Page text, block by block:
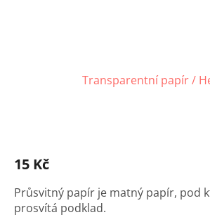
Transparentní papír /
15 Kč
Průsvitný papír je matný papír, pod
prosvítá podklad.